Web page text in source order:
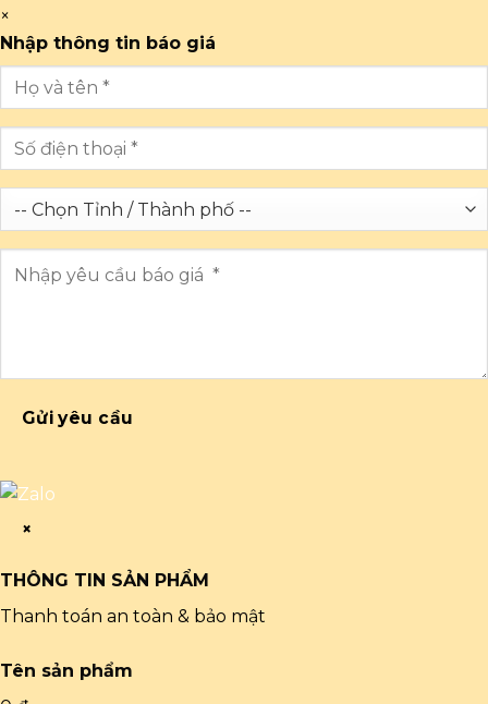
×
Nhập thông tin báo giá
Gửi yêu cầu
×
THÔNG TIN SẢN PHẨM
Thanh toán an toàn & bảo mật
Tên sản phẩm